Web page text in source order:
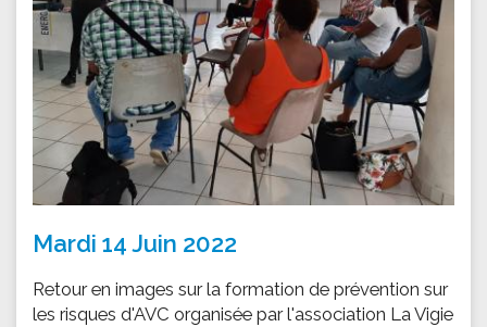
Mardi 14 Juin 2022
Retour en images sur la formation de prévention sur
les risques d'AVC organisée par l'association La Vigie